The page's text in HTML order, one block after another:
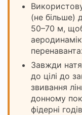
(не більше)
50–70 м,
Завжди
до цілі до
звивання
донному
фідерні